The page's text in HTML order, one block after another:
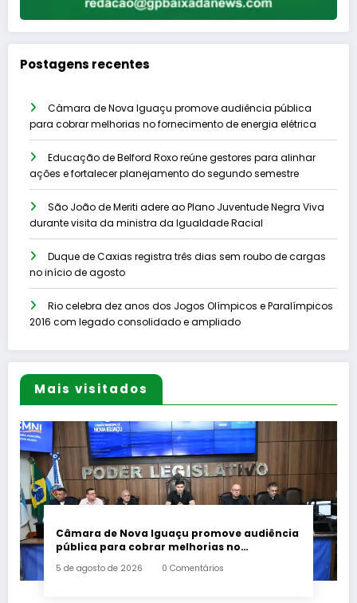
Postagens recentes
Câmara de Nova Iguaçu promove audiência pública
para cobrar melhorias no fornecimento de energia elétrica
Educação de Belford Roxo reúne gestores para alinhar
ações e fortalecer planejamento do segundo semestre
São João de Meriti adere ao Plano Juventude Negra Viva
durante visita da ministra da Igualdade Racial
Duque de Caxias registra três dias sem roubo de cargas
no início de agosto
Rio celebra dez anos dos Jogos Olímpicos e Paralímpicos
2016 com legado consolidado e ampliado
Mais visitados
Câmara de Nova Iguaçu promove audiência
pública para cobrar melhorias no
5 de agosto de 2026 0 Comentários